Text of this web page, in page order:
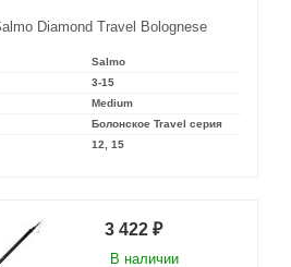
Diamond Travel Bolognese
Salmo
3-15
Medium
Болонское Travel серия
12, 15
3 422 ₽
В наличии